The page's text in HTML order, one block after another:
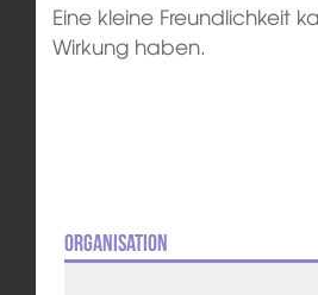
Eine kleine Freundlichkeit
Wirkung haben.
Organisation